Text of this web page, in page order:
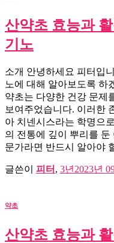
산약초 효능과
기노
소개 안녕하세요 피터입
노에 대해 알아보도록 하
약초는 다양한 건강 문제
보여주었습니다. 이러한
아 치넨시스라는 학명으
의 전통에 깊이 뿌리를 둔
문가라면 반드시 알아야
글쓴이 피터 , 3년 2023년
약초
산약초 효능과